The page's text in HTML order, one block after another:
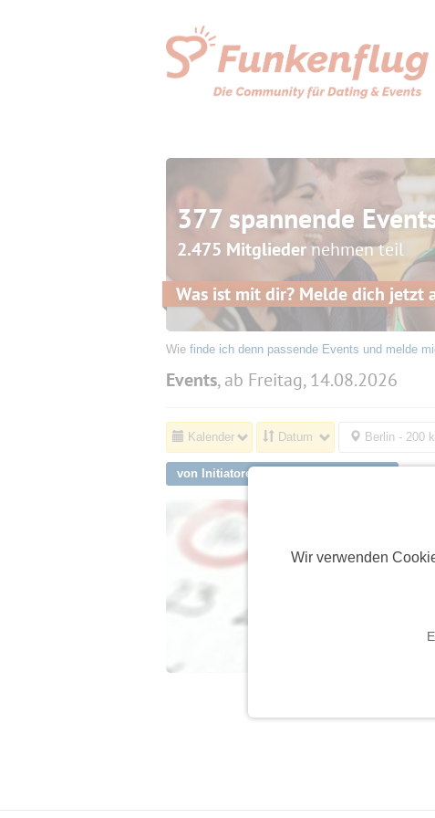
Wir verwenden
377 spannende
2.475 Mitgliedernehmen teil
Was ist mit dir? Melde dich jetzt
Wie finde ich denn passende Events und melde
Events, ab Freitag, 14.08.2026
Kalender Datum Berlin - 200
von Initiatoren aus Schwabhausen